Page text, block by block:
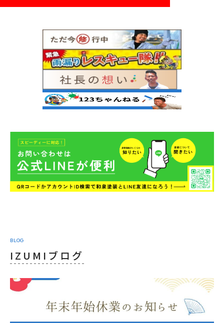
BLOG
IZUMIブログ